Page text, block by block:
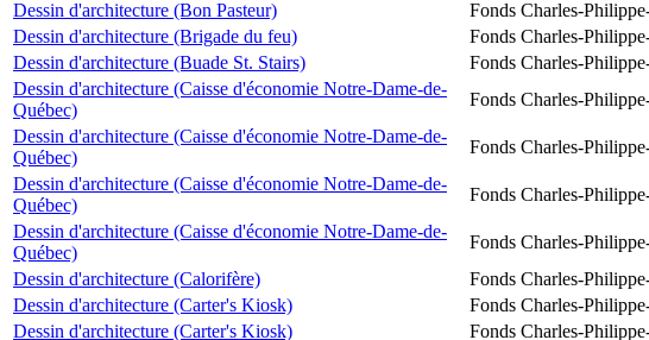
Dessin d'architecture (Bon Pasteur)
Fonds Charles-
Dessin d'architecture (Brigade du feu)
Fonds Charles-
Dessin d'architecture (Buade St. Stairs)
Fonds Charles-
Dessin d'architecture (Caisse d'économie Notre-Dame-de-
Québec)
Fonds Charles-
Dessin d'architecture (Caisse d'économie Notre-Dame-de-
Québec)
Fonds Charles-
Dessin d'architecture (Caisse d'économie Notre-Dame-de-
Québec)
Fonds Charles-
Dessin d'architecture (Caisse d'économie Notre-Dame-de-
Québec)
Fonds Charles-
Dessin d'architecture (Calorifère)
Fonds Charles-
Dessin d'architecture (Carter's Kiosk)
Fonds Charles-
Dessin d'architecture (Carter's Kiosk)
Fonds Charles-